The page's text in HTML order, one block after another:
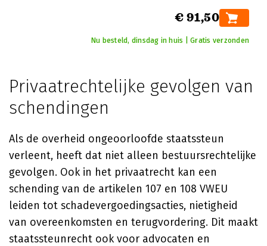
€ 91,50
Nu besteld, dinsdag in huis | Gratis verzonden
Privaatrechtelijke gevolgen van
schendingen
Als de overheid ongeoorloofde staatssteun
verleent, heeft dat niet alleen bestuursrechtelijke
gevolgen. Ook in het privaatrecht kan een
schending van de artikelen 107 en 108 VWEU
leiden tot schadevergoedingsacties, nietigheid
van overeenkomsten en terugvordering. Dit maakt
staatssteunrecht ook voor advocaten en